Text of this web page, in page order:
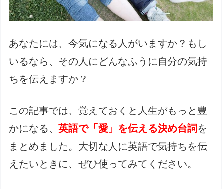
あなたには、今気になる人がいますか？もし
いるなら、その人にどんなふうに自分の気持
ちを伝えますか？
この記事では、覚えておくと人生がもっと豊
かになる、英語で「愛」を伝える決め台詞を
まとめました。大切な人に英語で気持ちを伝
えたいときに、ぜひ使ってみてください。